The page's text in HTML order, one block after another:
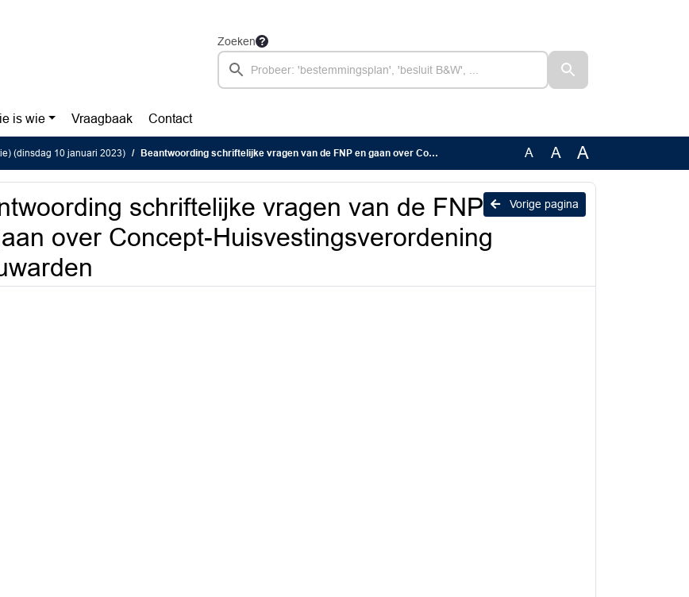
Zoeken
is wie Vraagbaak Contact
(dinsdag 10 januari 2023) Beantwoording schriftelijke vragen van de FNP en gaan over Concept-Huisvestingsverordening Leeuwarden A A A
Vorige pagina
schriftelijke vragen van de FNP
over Concept-Huisvestingsverordening